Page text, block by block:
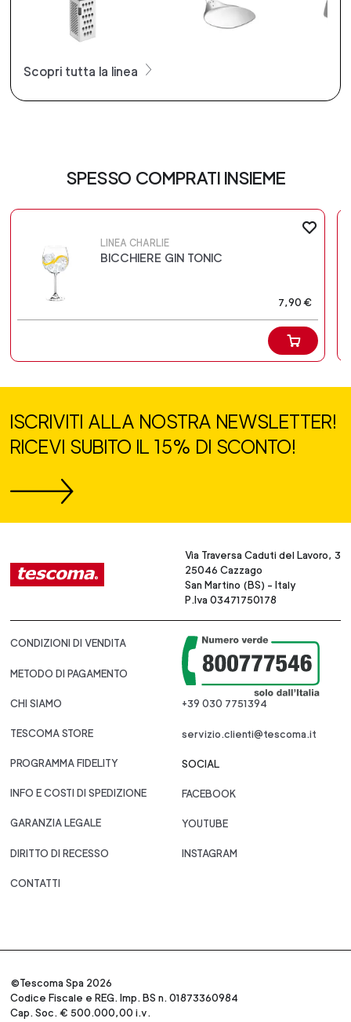
Scopri tutta la linea
SPESSO COMPRATI INSIEME
LINEA CHARLIE
BICCHIERE GIN TONIC
7,90 €
ISCRIVITI ALLA NOSTRA NEWSLETTER!
RICEVI SUBITO IL 15% DI SCONTO!
Via Traversa Caduti del Lavoro, 3
25046 Cazzago
San Martino (BS) - Italy
P.Iva 03471750178
CONDIZIONI DI VENDITA
METODO DI PAGAMENTO
CHI SIAMO
TESCOMA STORE
PROGRAMMA FIDELITY
INFO E COSTI DI SPEDIZIONE
GARANZIA LEGALE
DIRITTO DI RECESSO
CONTATTI
+39 030 7751394
servizio.clienti@tescoma.it
SOCIAL
FACEBOOK
YOUTUBE
INSTAGRAM
©Tescoma Spa 2026
Codice Fiscale e REG. Imp. BS n. 01873360984
Cap. Soc. € 500.000,00 i.v.